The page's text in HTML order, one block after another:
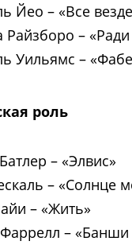
Йео – «Все
Райзборо –
Уильямс –
роль
– «Элвис»
– «Солнце
– «Жить»
–